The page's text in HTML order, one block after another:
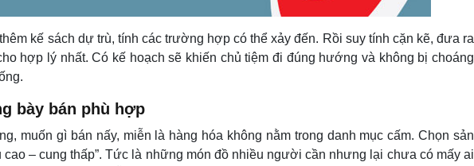
kế sách dự trù, tính các trường hợp có thể xảy đến. Rồi suy tính cặn kẽ, đưa ra
hợp lý nhất. Có kế hoạch sẽ khiến chủ tiệm đi đúng hướng và không bị choáng
bày bán phù hợp
muốn gì bán nấy, miễn là hàng hóa không nằm trong danh mục cấm. Chọn sản
cao – cung thấp”. Tức là những món đồ nhiều người cần nhưng lại chưa có mấy ai